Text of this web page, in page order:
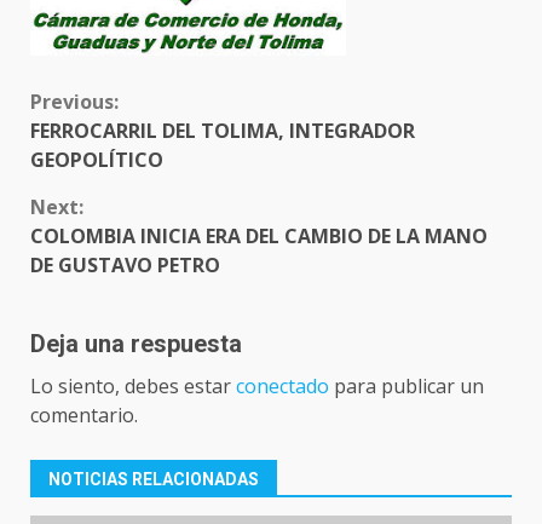
CONTINUE
READING
Previous:
FERROCARRIL DEL TOLIMA, INTEGRADOR
GEOPOLÍTICO
Next:
COLOMBIA INICIA ERA DEL CAMBIO DE LA MANO
DE GUSTAVO PETRO
Deja una respuesta
Lo siento, debes estarconectado para publicar un
comentario.
NOTICIAS RELACIONADAS